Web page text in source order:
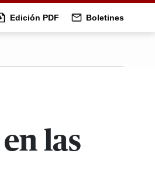
Edición PDF Boletines
las